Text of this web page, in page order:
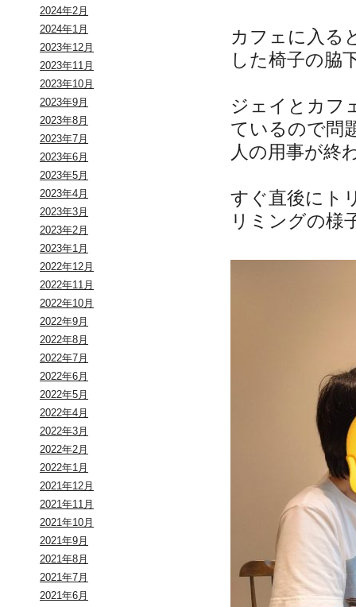
2024年2月
2024年1月
2023年12月
2023年11月
2023年10月
2023年9月
2023年8月
2023年7月
2023年6月
2023年5月
2023年4月
2023年3月
2023年2月
2023年1月
2022年12月
2022年11月
2022年10月
2022年9月
2022年8月
2022年7月
2022年6月
2022年5月
2022年4月
2022年3月
2022年2月
2022年1月
2021年12月
2021年11月
2021年10月
2021年9月
2021年8月
2021年7月
2021年6月
カフェに入る
した椅子の脇
ジェイとカフ
ているので問
人の用事が終
すぐ直後にト
リミングの様